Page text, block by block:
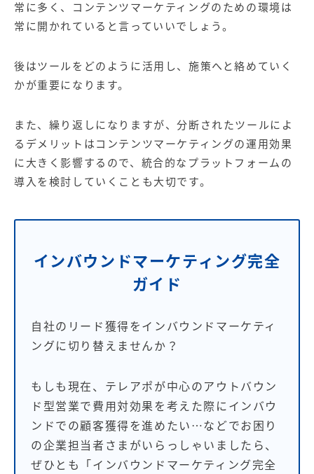
常に多く、コンテンツマーケティングのための環境は
常に開かれていると言っていいでしょう。
後はツールをどのように活用し、施策へと絡めていく
かが重要になります。
また、繰り返しになりますが、分断されたツールによ
るデメリットはコンテンツマーケティングの運用効果
に大きく影響するので、統合的なプラットフォームの
導入を検討していくことも大切です。
インバウンドマーケティング完全
ガイド
自社のリード獲得をインバウンドマーケティ
ングに切り替えませんか？
もしも現在、テレアポが中心のアウトバウン
ド型営業で費用対効果を考えた際にインバウ
ンドでの顧客獲得を進めたい…などでお困り
の企業担当者さまがいらっしゃいましたら、
ぜひとも「インバウンドマーケティング完全